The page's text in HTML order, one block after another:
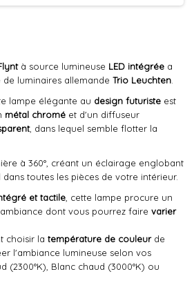
à source lumineuse LED intégrée a
luminaires allemande Trio Leuchten
lampe élégante au design futuriste est
métal chromé et d'un diffuseur
, dans lequel semble flotter la
à 360°, créant un éclairage englobant
toutes les pièces de votre intérieur.
et tactile , cette lampe procure un
dont vous pourrez faire varier
choisir la température de couleurde
l'ambiance lumineuse selon vos
(2300°K), Blanc chaud (3000°K) ou